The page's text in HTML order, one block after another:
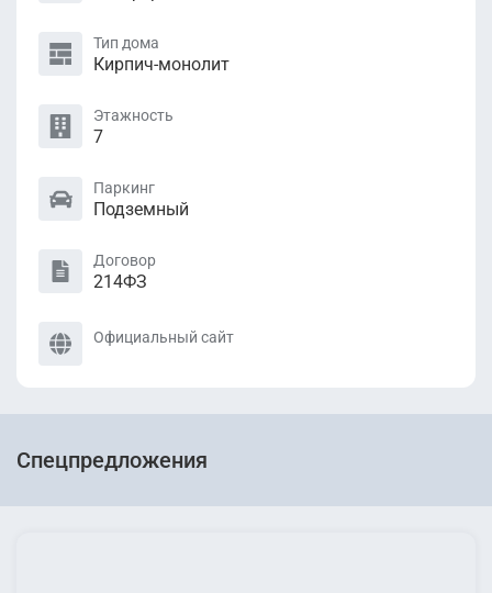
Тип дома
Кирпич-монолит
Этажность
7
Паркинг
Подземный
Договор
214ФЗ
Официальный сайт
Спецпредложения